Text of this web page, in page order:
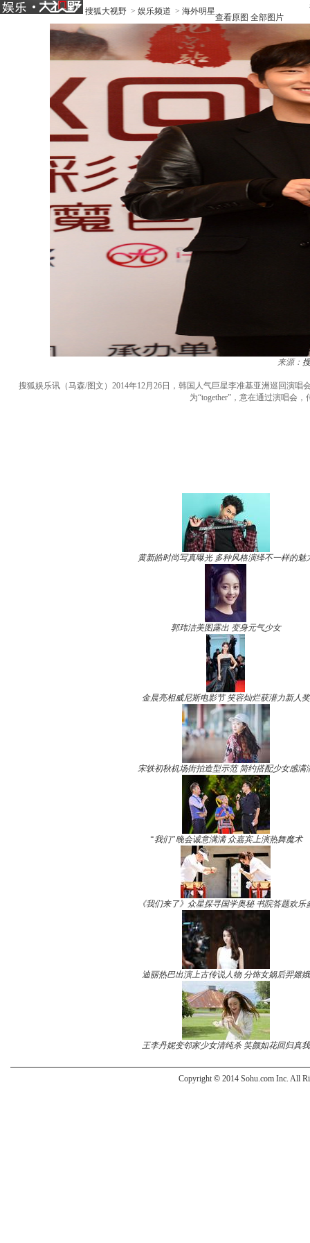
搜狐大视野 > 娱乐频道 > 海外明星
查看原图 全部图片
来源：
搜狐娱乐讯（马森/图文）2014年12月26日，韩国人气巨星李准基亚洲巡回演
为“together”，意在通过演唱会
黄新皓时尚写真曝光 多种风格演绎不一样的魅
郭玮洁美图露出 变身元气少女
金晨亮相威尼斯电影节 笑容灿烂获潜力新人奖
宋轶初秋机场街拍造型示范 简约搭配少女感满
“我们”晚会诚意满满 众嘉宾上演热舞魔术
《我们来了》众星探寻国学奥秘 书院答题欢乐
迪丽热巴出演上古传说人物 分饰女娲后羿嫦娥
王李丹妮变邻家少女清纯杀 笑颜如花回归真我
Copyright © 2014 Sohu.com Inc. All